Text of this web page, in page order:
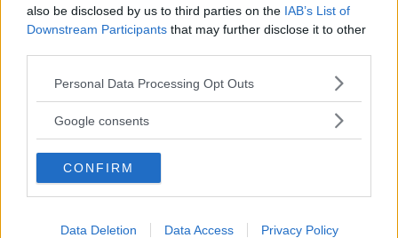
also be disclosed by us to third parties on the IAB’s List of
Downstream Participants that may further disclose it to other
Please note that this website/app uses one or more Google
not limited to your visit or usage behaviour. You may click to
use your data for below specified purposes in below Google
consent section.
Personal Data Processing Opt Outs
Google consents
CONFIRM
Data Deletion Data Access Privacy Policy